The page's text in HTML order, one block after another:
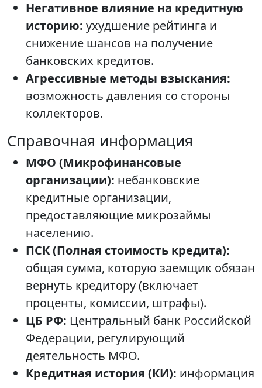
Негативное влияние на кредитную
историю: ухудшение рейтинга и
снижение шансов на получение
банковских кредитов.
Агрессивные методы взыскания:
возможность давления со стороны
коллекторов.
Справочная информация
МФО (Микрофинансовые
организации): небанковские
кредитные организации,
предоставляющие микрозаймы
населению.
ПСК (Полная стоимость кредита):
общая сумма, которую заемщик обязан
вернуть кредитору (включает
проценты, комиссии, штрафы).
ЦБ РФ: Центральный банк Российской
Федерации, регулирующий
деятельность МФО.
Кредитная история (КИ): информация